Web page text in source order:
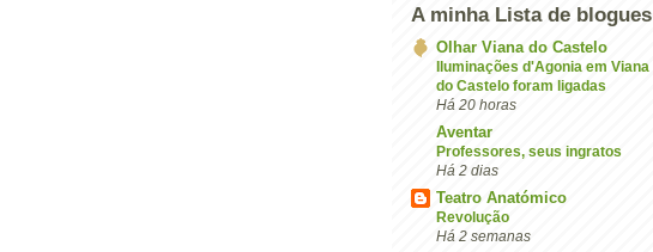
A minha Lista de blogues
Olhar Viana do Castelo
Iluminações d'Agonia em Viana
do Castelo foram ligadas
Há 20 horas
Aventar
Professores, seus ingratos
Há 2 dias
Teatro Anatómico
Revolução
Há 2 semanas